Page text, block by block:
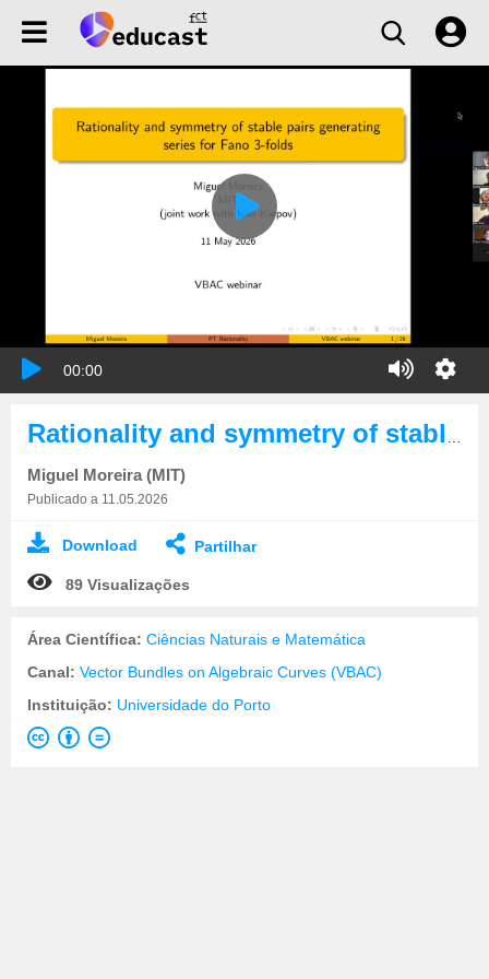
00:00
Miguel Moreira (MIT)
Publicado a 11.05.2026
Download Partilhar
89 Visualizações
Área Científica: Ciências Naturais e Matemática
Canal: Vector Bundles on Algebraic Curves (VBAC)
Instituição: Universidade do Porto